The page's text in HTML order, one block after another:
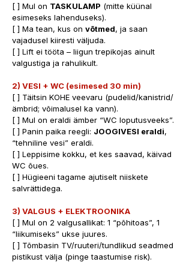
[ ] Mul on TASKULAMP (mitte küünal
esimeseks lahenduseks).
[ ] Ma tean, kus on võtmed, ja saan
vajadusel kiiresti väljuda.
[ ] Lift ei tööta – liigun trepikojas ainult
valgustiga ja rahulikult.
2) VESI + WC (esimesed 30 min)
[ ] Täitsin KOHE veevaru (pudelid/kanistrid/
ämbrid; võimalusel ka vann).
[ ] Mul on eraldi ämber “WC loputusveeks”.
[ ] Panin paika reegli: JOOGIVESI eraldi,
“tehniline vesi” eraldi.
[ ] Leppisime kokku, et kes saavad, käivad
WC õues.
[ ] Hügieeni tagame ajutiselt niiskete
salvrättidega.
3) VALGUS + ELEKTROONIKA
[ ] Mul on 2 valgusallikat: 1 “põhitoas”, 1
“liikumiseks” ukse juures.
[ ] Tõmbasin TV/ruuteri/tundlikud seadmed
pistikust välja (pinge taastumise risk).